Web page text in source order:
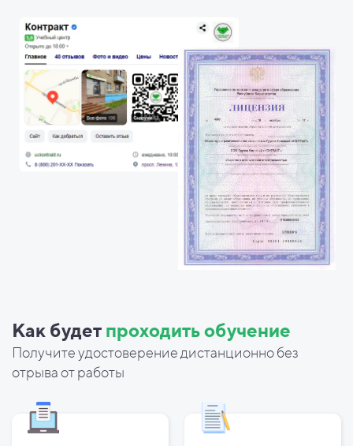
Как будет проходить обучение
Получите удостоверение дистанционно без
отрыва от работы